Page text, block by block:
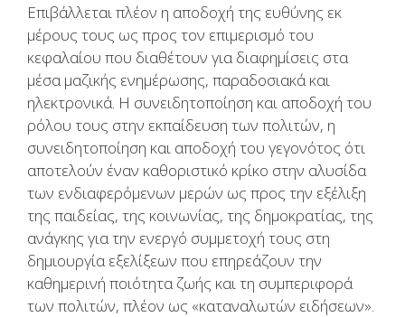
Επιβάλλεται πλέον η αποδοχή της ευθύνης εκ
μέρους τους ως προς τον επιμερισμό του
κεφαλαίου που διαθέτουν για διαφημίσεις στα
μέσα μαζικής ενημέρωσης, παραδοσιακά και
ηλεκτρονικά. Η συνειδητοποίηση και αποδοχή του
ρόλου τους στην εκπαίδευση των πολιτών, η
συνειδητοποίηση και αποδοχή του γεγονότος ότι
αποτελούν έναν καθοριστικό κρίκο στην αλυσίδα
των ενδιαφερόμενων μερών ως προς την εξέλιξη
της παιδείας, της κοινωνίας, της δημοκρατίας, της
ανάγκης για την ενεργό συμμετοχή τους στη
δημιουργία εξελίξεων που επηρεάζουν την
καθημερινή ποιότητα ζωής και τη συμπεριφορά
των πολιτών, πλέον ως «καταναλωτών ειδήσεων».